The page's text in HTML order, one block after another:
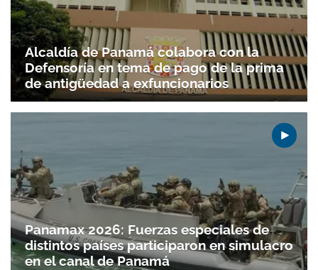
Alcaldía de Panamá colabora con la
Defensoría en tema de pago de la prima
de antigüedad a exfuncionarios
Panamax 2026: Fuerzas especiales de
distintos países participaron en simulacro
en el canal de Panamá